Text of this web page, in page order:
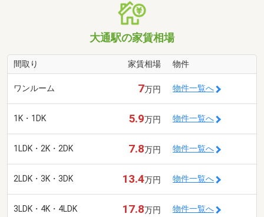
大通駅の家賃相場
間取り 家賃相場 物件
ワンルーム 7万円 物件一覧へ
1K・1DK 5.9万円 物件一覧へ
1LDK・2K・2DK 7.8万円 物件一覧へ
2LDK・3K・3DK 13.4万円 物件一覧へ
3LDK・4K・4LDK 17.8万円 物件一覧へ